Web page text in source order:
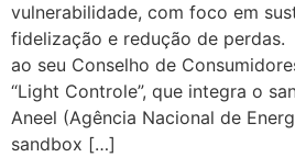
vulnerabilidade, com foco em
fidelização e redução de
ao seu Conselho de
“Light Controle”, que integra o
Aneel (Agência Nacional de
sandbox […]